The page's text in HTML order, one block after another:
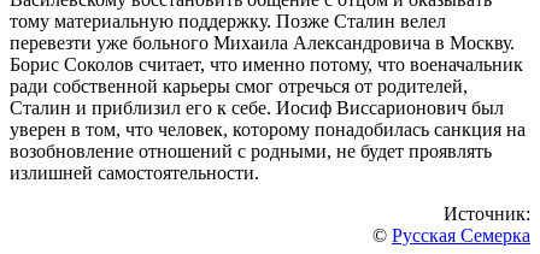
тому материальную поддержку. Позже Сталин велел
перевезти уже больного Михаила Александровича в Москву.
Борис Соколов считает, что именно потому, что военачальник
ради собственной карьеры смог отречься от родителей,
Сталин и приблизил его к себе. Иосиф Виссарионович был
уверен в том, что человек, которому понадобилась санкция на
возобновление отношений с родными, не будет проявлять
излишней самостоятельности.
Источник:
© Русская Семерка